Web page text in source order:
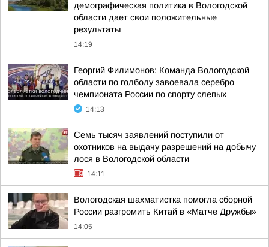
демографическая политика в Вологодской
области дает свои положительные
результаты
14:19
Георгий Филимонов: Команда Вологодской
области по голболу завоевала серебро
чемпионата России по спорту слепых
14:13
Семь тысяч заявлений поступили от
охотников на выдачу разрешений на добычу
лося в Вологодской области
14:11
Вологодская шахматистка помогла сборной
России разгромить Китай в «Матче Дружбы»
14:05